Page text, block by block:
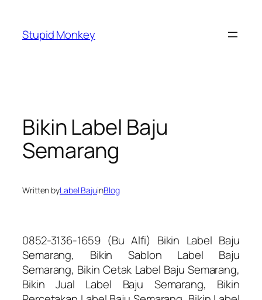
content
Stupid Monkey
Bikin Label Baju
Semarang
Written byLabel BajuinBlog
0852-3136-1659 (Bu Alfi) Bikin Label Baju
Semarang, Bikin Sablon Label Baju
Semarang, Bikin Cetak Label Baju Semarang,
Bikin Jual Label Baju Semarang, Bikin